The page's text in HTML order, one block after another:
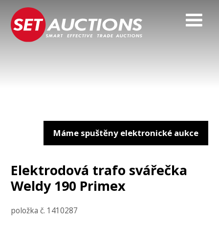
Máme spuštěny elektronické aukce
Elektrodová trafo svářečka
Weldy 190 Primex
položka č. 1410287